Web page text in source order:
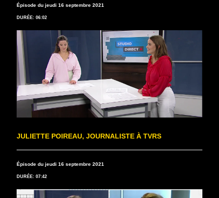
Épisode du jeudi 16 septembre 2021
DURÉE: 06:02
JULIETTE POIREAU, JOURNALISTE À TVRS
Épisode du jeudi 16 septembre 2021
DURÉE: 07:42